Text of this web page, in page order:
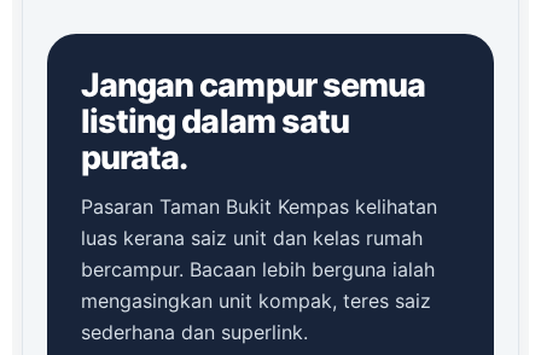
Jangan campur semua
listing dalam satu
purata.
Pasaran Taman Bukit Kempas kelihatan
luas kerana saiz unit dan kelas rumah
bercampur. Bacaan lebih berguna ialah
mengasingkan unit kompak, teres saiz
sederhana dan superlink.